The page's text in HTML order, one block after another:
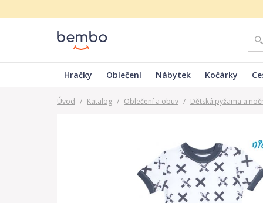
Hračky Oblečení Nábytek Kočárky
Úvod / Katalog / Oblečení a obuv / Dětská pyžama a